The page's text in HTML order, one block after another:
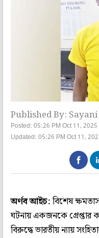
Published By:
Posted: 05:26 PM Oct 11, 2025
Updated: 05:26 PM Oct 11,
অর্ণব আইচ:বিশেষ
ঘটনায় একজনকে গ্রেপ্তার
বিরুদ্ধে ভারতীয় ন্যায়